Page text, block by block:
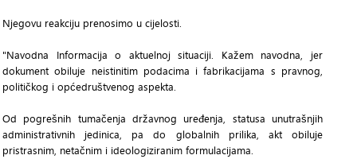
Njegovu reakciju prenosimo u cijelosti.
"Navodna Informacija o aktuelnoj situaciji. Kažem navodna, jer
dokument obiluje neistinitim podacima i fabrikacijama s pravnog,
političkog i općedruštvenog aspekta.
Od pogrešnih tumačenja državnog uređenja, statusa unutrašnjih
administrativnih jedinica, pa do globalnih prilika, akt obiluje
pristrasnim, netačnim i ideologiziranim formulacijama.